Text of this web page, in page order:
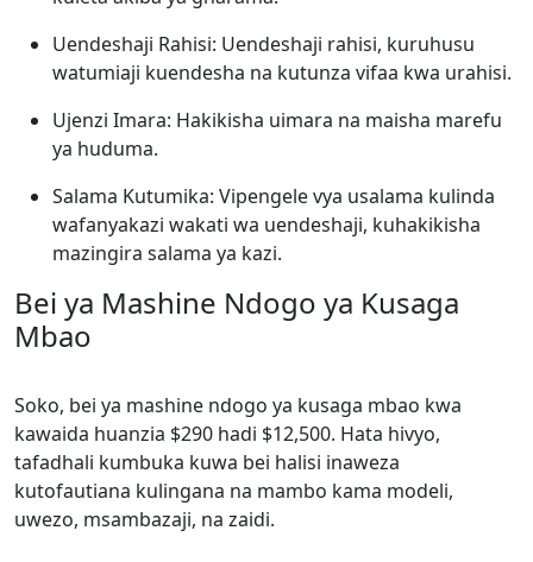
Uendeshaji Rahisi: Uendeshaji rahisi, kuruhusu
watumiaji kuendesha na kutunza vifaa kwa urahisi.
Ujenzi Imara: Hakikisha uimara na maisha marefu
ya huduma.
Salama Kutumika: Vipengele vya usalama kulinda
wafanyakazi wakati wa uendeshaji, kuhakikisha
mazingira salama ya kazi.
Bei ya Mashine Ndogo ya Kusaga
Mbao
Soko, bei ya mashine ndogo ya kusaga mbao kwa
kawaida huanzia $290 hadi $12,500. Hata hivyo,
tafadhali kumbuka kuwa bei halisi inaweza
kutofautiana kulingana na mambo kama modeli,
uwezo, msambazaji, na zaidi.